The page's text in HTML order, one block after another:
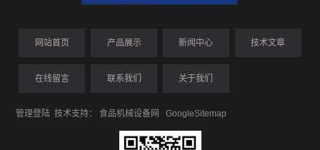
网站首页 产品展示 新闻中心 技术文章
在线留言 联系我们 关于我们
管理登陆 技术支持：食品机械设备网 GoogleSitemap